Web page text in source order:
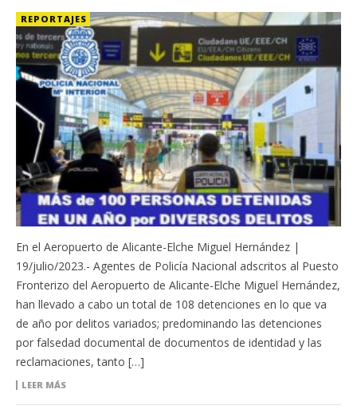
REPORTAJES
En el Aeropuerto de Alicante-Elche Miguel Hernández |
19/julio/2023.- Agentes de Policía Nacional adscritos al Puesto
Fronterizo del Aeropuerto de Alicante-Elche Miguel Hernández,
han llevado a cabo un total de 108 detenciones en lo que va
de año por delitos variados; predominando las detenciones
por falsedad documental de documentos de identidad y las
reclamaciones, tanto […]
LEER MÁS